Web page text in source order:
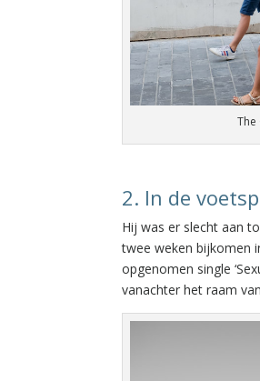
The
2. In de
Hij was er slecht aan
twee weken bijkomen
opgenomen single
vanachter het raam